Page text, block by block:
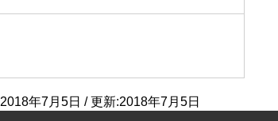
2018年7月5日 / 更新:2018年7月5日